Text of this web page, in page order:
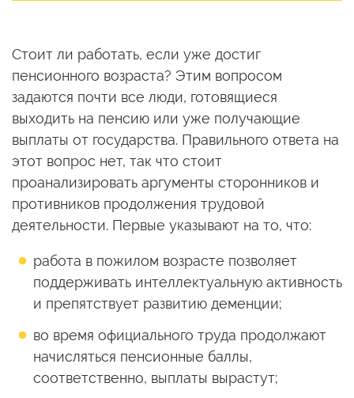
Стоит ли работать, если уже достиг
пенсионного возраста? Этим вопросом
задаются почти все люди, готовящиеся
выходить на пенсию или уже получающие
выплаты от государства. Правильного ответа на
этот вопрос нет, так что стоит
проанализировать аргументы сторонников и
противников продолжения трудовой
деятельности. Первые указывают на то, что:
работа в пожилом возрасте позволяет
поддерживать интеллектуальную активность
и препятствует развитию деменции;
во время официального труда продолжают
начисляться пенсионные баллы,
соответственно, выплаты вырастут;